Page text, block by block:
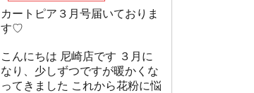
カートピア３月号届いておりま
す♡
こんにちは 尼崎店です ３月に
なり、少しずつですが暖かくな
ってきました これから花粉に悩